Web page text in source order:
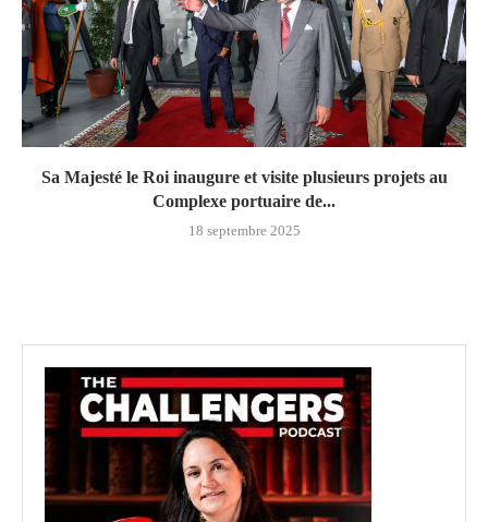
Sa Majesté le Roi inaugure et visite plusieurs projets au
Complexe portuaire de...
18 septembre 2025